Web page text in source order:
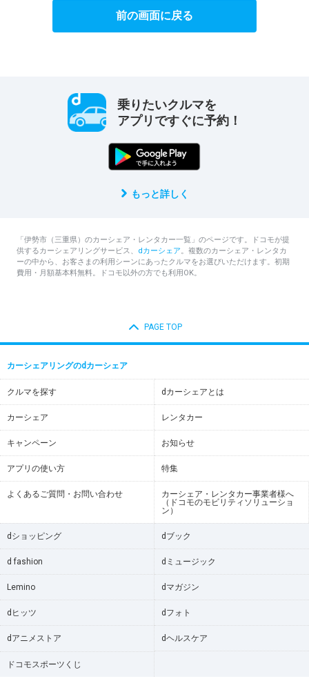
前の画面に戻る
乗りたいクルマを
アプリですぐに予約！
もっと詳しく
「伊勢市（三重県）のカーシェア・レンタカー一覧」のページです。ドコモが提
供するカーシェアリングサービス、 dカーシェア。複数のカーシェア・レンタカ
ーの中から、お客さまの利用シーンにあったクルマをお選びいただけます。初期
費用・月額基本料無料。ドコモ以外の方でも利用OK。
PAGE TOP
カーシェアリングのdカーシェア
クルマを探す dカーシェアとは
カーシェア レンタカー
キャンペーン お知らせ
アプリの使い方 特集
よくあるご質問・お問い合わせ
カーシェア・レンタカー事業者様へ
（ドコモのモビリティソリューショ
ン）
dショッピング dブック
d fashion dミュージック
Lemino dマガジン
dヒッツ dフォト
dアニメストア dヘルスケア
ドコモスポーツくじ